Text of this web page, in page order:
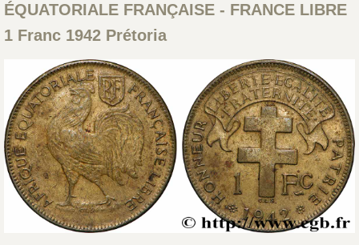
ÉQUATORIALE FRANÇAISE - FRANCE LIBRE
1 Franc 1942 Prétoria